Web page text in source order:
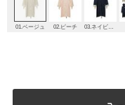
01.ベージュ 02.ピーチ